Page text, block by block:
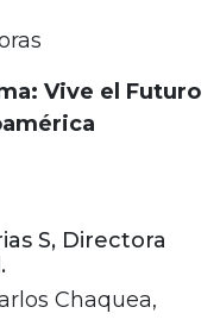
Vive el Futuro
S, Directora
Chaquea,